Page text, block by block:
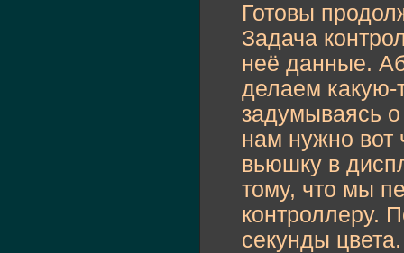
Готовы
Задача
неё данные.
делаем какую-
задумываясь
нам нужно вот
вьюшку в
тому, что мы
контроллеру.
секунды